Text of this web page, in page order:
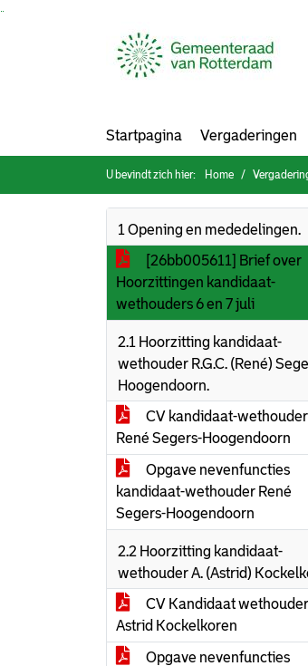
Startpagina Vergaderingen
U bevindt zich hier: Home
1 Opening en mededelingen.
[26bb005611] Brief over
Hoorzittingen kandidaat-
wethouders 6 en 7 juli
2.1 Hoorzitting kandidaat-
wethouder R.G.C. (René)
Hoogendoorn.
CV kandidaat-wethouder
René Segers-Hoogendoorn
Opgave nevenfuncties
kandidaat-wethouder René
Segers-Hoogendoorn
2.2 Hoorzitting kandidaat-
wethouder A. (Astrid)
CV Kandidaat wethouder
Astrid Kockelkoren
Opgave nevenfuncties